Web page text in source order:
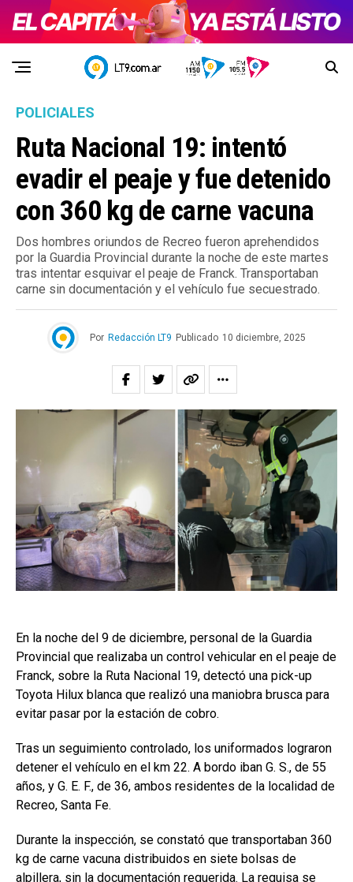
POLICIALES
Ruta Nacional 19: intentó
evadir el peaje y fue detenido
con 360 kg de carne vacuna
Dos hombres oriundos de Recreo fueron aprehendidos
por la Guardia Provincial durante la noche de este martes
tras intentar esquivar el peaje de Franck. Transportaban
carne sin documentación y el vehículo fue secuestrado.
Por Redacción LT9 Publicado 10 diciembre, 2025
En la noche del 9 de diciembre, personal de la Guardia
Provincial que realizaba un control vehicular en el peaje de
Franck, sobre la Ruta Nacional 19, detectó una pick-up
Toyota Hilux blanca que realizó una maniobra brusca para
evitar pasar por la estación de cobro.
Tras un seguimiento controlado, los uniformados lograron
detener el vehículo en el km 22. A bordo iban G. S., de 55
años, y G. E. F., de 36, ambos residentes de la localidad de
Recreo, Santa Fe.
Durante la inspección, se constató que transportaban 360
kg de carne vacuna distribuidos en siete bolsas de
alpillera, sin la documentación requerida. La requisa se